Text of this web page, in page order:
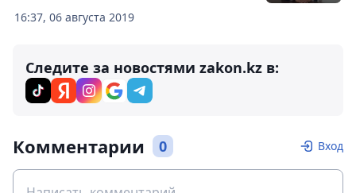
16:37, 06 августа 2019
Следите за новостями zakon.kz в:
Комментарии 0 Вход